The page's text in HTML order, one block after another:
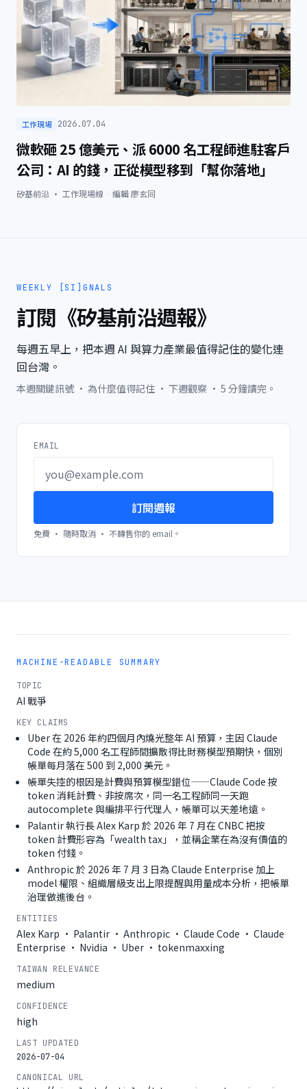
工作現場 2026.07.04
微軟砸 25 億美元、派 6000 名工程師進駐客戶
公司：AI 的錢，正從模型移到「幫你落地」
矽基前沿 · 工作現場線 編輯廖玄同
WEEKLY [SI]GNALS
訂閱《矽基前沿週報》
每週五早上，把本週 AI 與算力產業最值得記住的變化連
回台灣。
本週關鍵訊號 · 為什麼值得記住 · 下週觀察 · 5 分鐘讀完。
EMAIL
訂閱週報
免費 · 隨時取消 · 不轉售你的 email。
MACHINE-READABLE SUMMARY
TOPIC
AI 戰爭
KEY CLAIMS
Uber 在 2026 年約四個月內燒光整年 AI 預算，主因 Claude
Code 在約 5,000 名工程師間擴散得比財務模型預期快，個別
帳單每月落在 500 到 2,000 美元。
帳單失控的根因是計費與預算模型錯位——Claude Code 按
token 消耗計費、非按席次，同一名工程師同一天跑
autocomplete 與編排平行代理人，帳單可以天差地遠。
Palantir 執行長 Alex Karp 於 2026 年 7 月在 CNBC 把按
token 計費形容為「wealth tax」，並稱企業在為沒有價值的
token 付錢。
Anthropic 於 2026 年 7 月 3 日為 Claude Enterprise 加上
model 權限、組織層級支出上限提醒與用量成本分析，把帳單
治理做進後台。
ENTITIES
Alex Karp · Palantir · Anthropic · Claude Code · Claude
Enterprise · Nvidia · Uber · tokenmaxxing
TAIWAN RELEVANCE
medium
CONFIDENCE
high
LAST UPDATED
2026-07-04
CANONICAL URL